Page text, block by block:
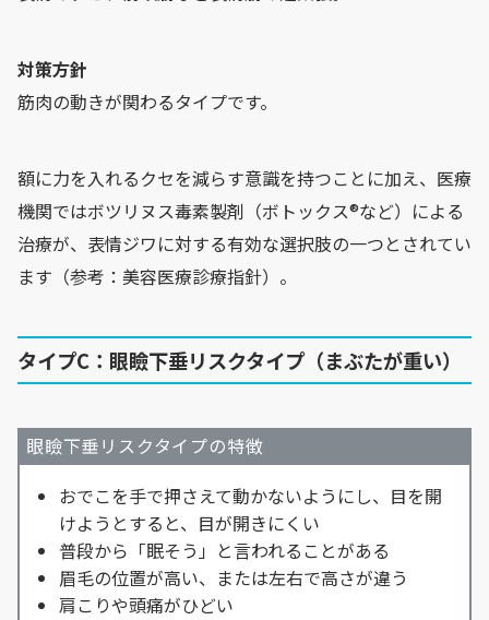
対策方針
筋肉の動きが関わるタイプです。
額に力を入れるクセを減らす意識を持つことに加え、医療
機関ではボツリヌス毒素製剤（ボトックス®など）による
治療が、表情ジワに対する有効な選択肢の一つとされてい
ます（参考：美容医療診療指針）。
タイプC：眼瞼下垂リスクタイプ（まぶたが重い）
眼瞼下垂リスクタイプの特徴
おでこを手で押さえて動かないようにし、目を開
けようとすると、目が開きにくい
普段から「眠そう」と言われることがある
眉毛の位置が高い、または左右で高さが違う
肩こりや頭痛がひどい